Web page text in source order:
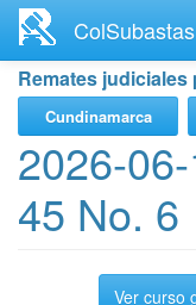
contenido
principal
ColSubastas
Remates
Cundinamarca
2026-
45 No. 6
Ver curso